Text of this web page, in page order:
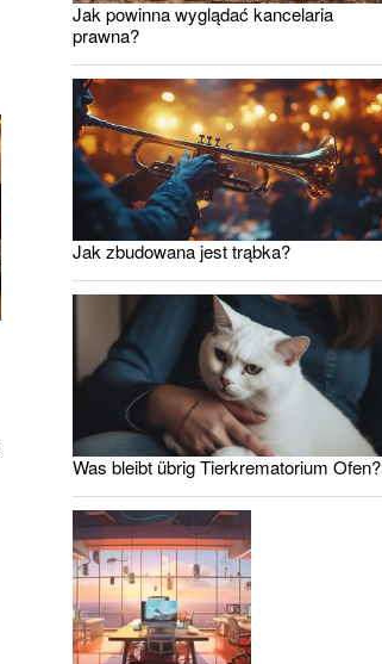
Jak powinna wyglądać kancelaria
prawna?
Jak zbudowana jest trąbka?
Was bleibt übrig Tierkrematorium Ofen?